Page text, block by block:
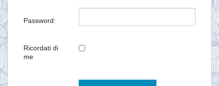
Password:
Ricordati di
me